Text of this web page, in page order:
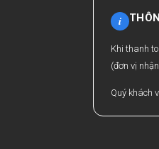
i
Khi thanh
(đơn vị
Quý khách